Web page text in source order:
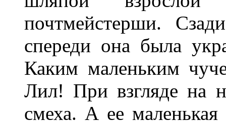
почтмейстерши.
спереди она была
Каким маленьким
Лил! При взгляде на
смеха. А ее